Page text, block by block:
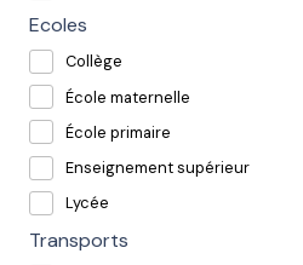
Ecoles
Collège
École maternelle
École primaire
Enseignement supérieur
Lycée
Transports